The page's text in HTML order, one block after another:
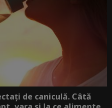
de caniculă. Câtă